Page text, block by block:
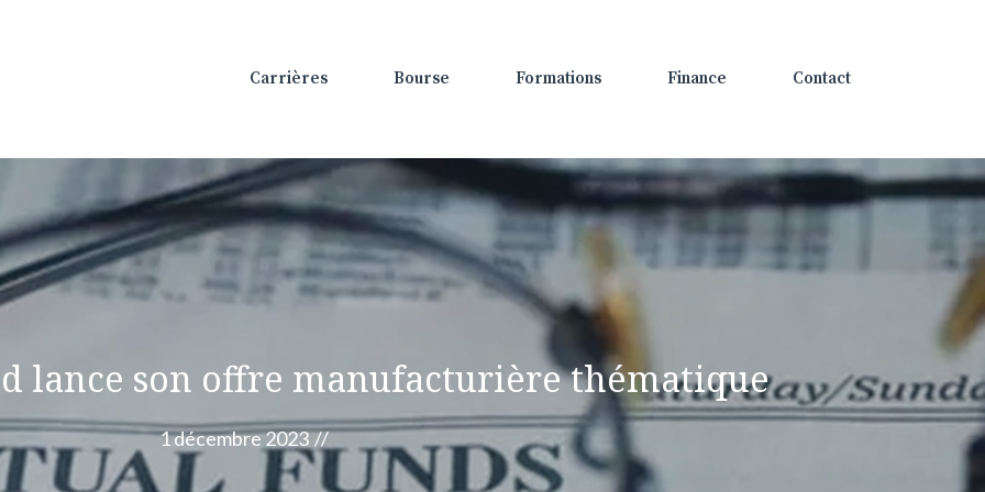
Carrières Bourse Formations Finance Contact
lance son offre manufacturière thématique
1 décembre 2023 //